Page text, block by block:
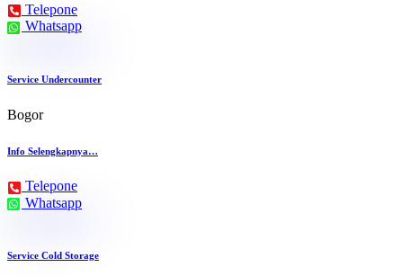
Telepone
Whatsapp
Service Undercounter
Bogor
Info Selengkapnya…
Telepone
Whatsapp
Service Cold Storage